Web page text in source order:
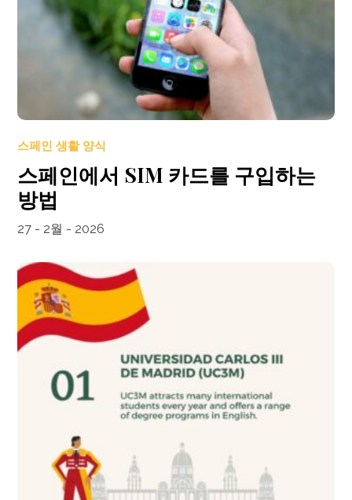
스페인 생활 양식
스페인에서 SIM 카드를 구입하는
방법
27 - 2월 - 2026